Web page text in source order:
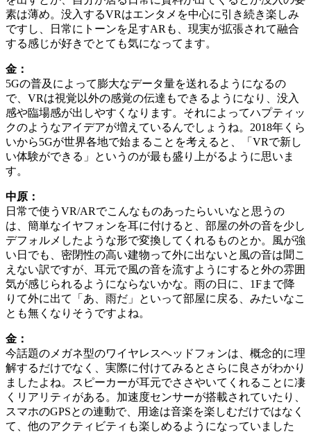
素は薄め。没入するVRはエンタメを中心に引き続き楽しみ
ですし、日常にトーンを足すARも、現実が拡張されて融合
する感じが好きでとても気になってます。
金：
5Gの普及によって膨大なデータ量を送れるようになるの
で、VRは視覚以外の感覚の伝達もできるようになり、没入
感や臨場感が出しやすくなります。それによってハプティッ
クのようなアイデアが増えているんでしょうね。2018年くら
いから5Gが世界各地で始まることを考えると、「VRで新し
い体験ができる」というのが最も盛り上がるように思いま
す。
中原：
日常で使うVR/ARでこんなものあったらいいなと思うの
は、簡単なイヤフォンを耳に付けると、部屋の外の音を少し
デフォルメしたような形で変換してくれるものとか。風が強
い日でも、密閉性の高い建物って外に出ないと風の音は聞こ
えない訳ですが、耳元で風の音を流すようにすると外の雰囲
気が感じられるようにならないかな。雨の日に、1Fまで降
りて外に出て「あ、雨だ」といって部屋に戻る、みたいなこ
とも無くなりそうですよね。
金：
今話題のメガネ型のワイヤレスヘッドフォンは、概念的に理
解するだけでなく、実際に付けてみるとさらに良さがわかり
ましたよね。スピーカーが耳元でささやいてくれることに凄
くリアリティがある。加速度センサーが搭載されていたり、
スマホのGPSとの連動で、用途は音楽を楽しむだけではなく
て、他のアクティビティも楽しめるようになっていました